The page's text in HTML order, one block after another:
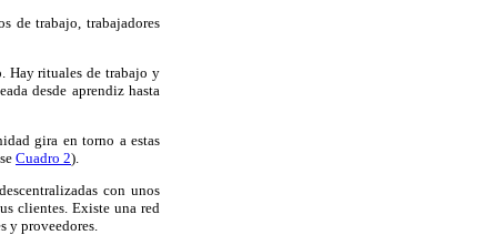
de trabajo, trabajadores
Hay rituales de trabajo y
desde aprendiz hasta
gira en torno a estas
Cuadro 2).
con unos
clientes. Existe una red
y proveedores.